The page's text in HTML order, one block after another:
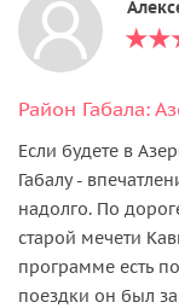
Если будете в
Габалу -
надолго. По
старой мечети
программе есть
поездки он был